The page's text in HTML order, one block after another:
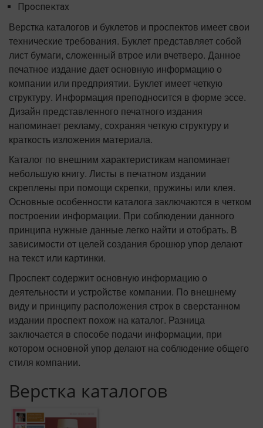
Проспектах
Верстка каталогов и буклетов и проспектов имеет свои
технические требования. Буклет представляет собой
лист бумаги, сложенный втрое или вчетверо. Данное
печатное издание дает основную информацию о
компании или предприятии. Буклет имеет четкую
структуру. Информация преподносится в форме эссе.
Дизайн представленного печатного издания
напоминает рекламу, сохраняя четкую структуру и
краткость изложения материала.
Каталог по внешним характеристикам напоминает
небольшую книгу. Листы в печатном издании
скреплены при помощи скрепки, пружины или клея.
Основные особенности каталога заключаются в четком
построении информации. При соблюдении данного
принципа нужные данные легко найти и отобрать. В
зависимости от целей создания брошюр упор делают
на текст или картинки.
Проспект содержит основную информацию о
деятельности и устройстве компании. По внешнему
виду и принципу расположения строк в сверстанном
издании проспект похож на каталог. Разница
заключается в способе подачи информации, при
котором основной упор делают на соблюдение общего
стиля компании.
Верстка каталогов